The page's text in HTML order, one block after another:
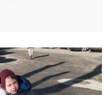
du village. Marché